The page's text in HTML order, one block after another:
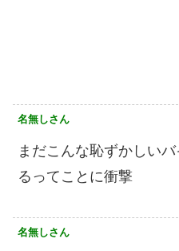
名無しさん
まだこんな恥ずかしい
るってことに衝撃
名無しさん